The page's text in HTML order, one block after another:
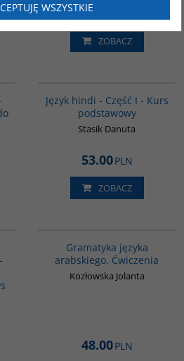
42.00
ZOBACZ
Język hindi - Część I - Kurs
podstawowy
Stasik Danuta
53.00PLN
ZOBACZ
Gramatyka języka
arabskiego. Ćwiczenia
Kozłowska Jolanta
48.00PLN
WSZYSTKIE